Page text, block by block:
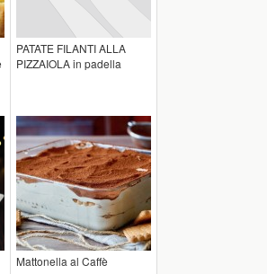
PATATE FILANTI ALLA
PIZZAIOLA in padella
Mattonella al Caffè